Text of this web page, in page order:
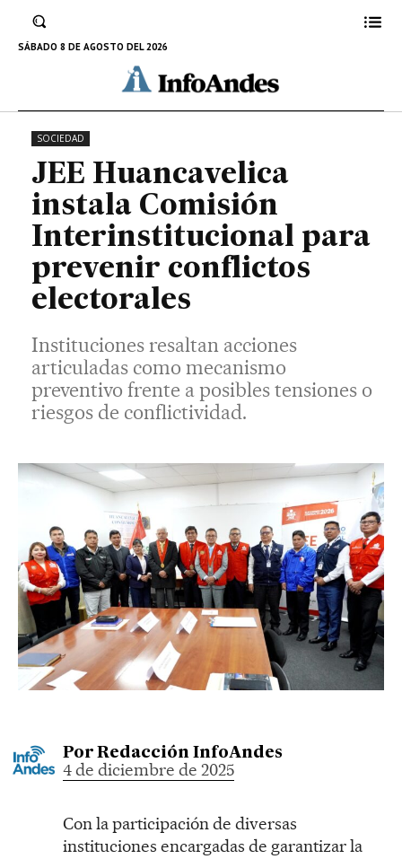
SÁBADO 8 DE AGOSTO DEL 2026
Instituciones resaltan acciones articuladas
como mecanismo preventivo frente a posibles
tensiones o riesgos de conflictividad.
4 DE DICIEMBRE DE 2025
SOCIEDAD
JEE Huancavelica
instala Comisión
Interinstitucional para
prevenir conflictos
electorales
Instituciones resaltan acciones
articuladas como mecanismo
preventivo frente a posibles tensiones o
riesgos de conflictividad.
Por Redacción InfoAndes
4 de diciembre de 2025
Con la participación de diversas
instituciones encargadas de garantizar la